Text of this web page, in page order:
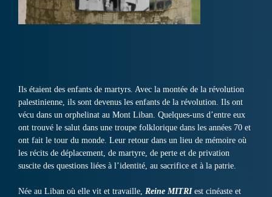
Ils étaient des enfants de martyrs. Avec la montée de la révolution
palestinienne, ils sont devenus les enfants de la révolution. Ils ont
vécu dans un orphelinat au Mont Liban. Quelques-uns d’entre eux
ont trouvé le salut dans une troupe folklorique dans les années 70 et
ont fait le tour du monde. Leur retour dans un lieu de mémoire où
les récits de déplacement, de martyre, de perte et de privation
suscite des questions liées à l’identité, au sacrifice et à la patrie.
Née au Liban où elle vit et travaille, Reine MITRI est cinéaste et